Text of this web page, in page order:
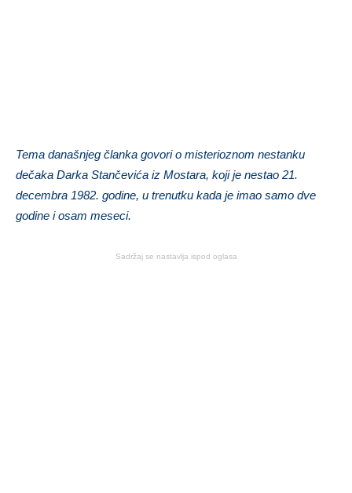
Tema današnjeg članka govori o misterioznom nestanku
dečaka Darka Stančevića iz Mostara, koji je nestao 21.
decembra 1982. godine, u trenutku kada je imao samo dve
godine i osam meseci.
Sadržaj se nastavlja ispod oglasa